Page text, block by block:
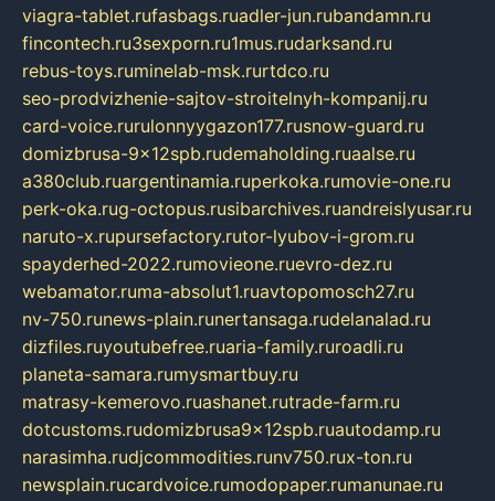
viagra-tablet.rufasbags.ruadler-jun.rubandamn.ru
fincontech.ru3sexporn.ru1mus.rudarksand.ru
rebus-toys.ruminelab-msk.rurtdco.ru
seo-prodvizhenie-sajtov-stroitelnyh-kompanij.ru
card-voice.rurulonnyygazon177.rusnow-guard.ru
domizbrusa-9x12spb.rudemaholding.ruaalse.ru
a380club.ruargentinamia.ruperkoka.rumovie-one.ru
perk-oka.rug-octopus.rusibarchives.ruandreislyusar.ru
naruto-x.rupursefactory.rutor-lyubov-i-grom.ru
spayderhed-2022.rumovieone.ruevro-dez.ru
webamator.ruma-absolut1.ruavtopomosch27.ru
nv-750.runews-plain.runertansaga.rudelanalad.ru
dizfiles.ruyoutubefree.ruaria-family.ruroadli.ru
planeta-samara.rumysmartbuy.ru
matrasy-kemerovo.ruashanet.rutrade-farm.ru
dotcustoms.rudomizbrusa9x12spb.ruautodamp.ru
narasimha.rudjcommodities.runv750.rux-ton.ru
newsplain.rucardvoice.rumodopaper.rumanunae.ru